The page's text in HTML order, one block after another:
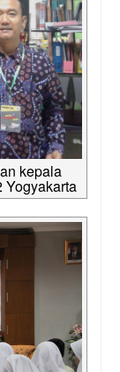
kepala
Yogyakarta